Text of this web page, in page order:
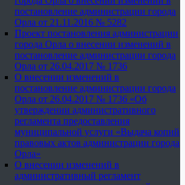
постановление администрации города
Орла от 21.11.2016 № 5282
Проект постановления администрации
города Орла о внесении изменений в
постановление администрации города
Орла от 26.04.2017 № 1736
О внесении изменений в
постановление администрации города
Орла от 26.04.2017 № 1736 «Об
утверждении административного
регламента предоставления
муниципальной услуги «Выдача копий
правовых актов администрации города
Орла»
О внесении изменений в
административный регламент